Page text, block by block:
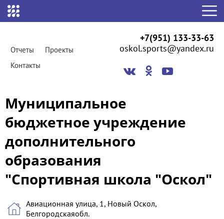
Отчеты
Проекты
Контакты
+7(951) 133-33-63
oskol.sports@yandex.ru
Муниципальное
бюджетное учреждение
дополнительного
образования
"Спортивная школа "Оскол"
Авиационная улица, 1, Новый Оскол,
Белгородскаяобл.